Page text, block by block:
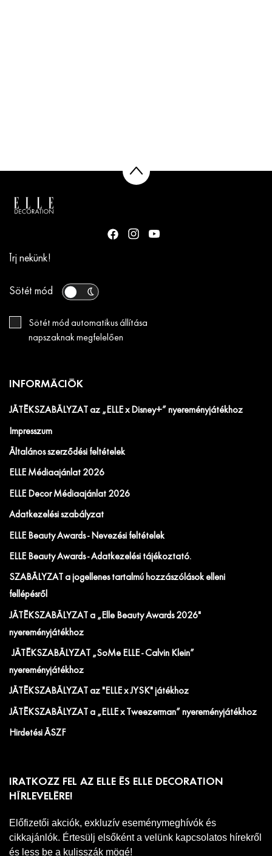
Írj nekünk!
Sötét mód
Sötét mód automatikus állítása
napszaknak megfelelően
INFORMÁCIÓK
JÁTÉKSZABÁLYZAT az „ELLE x Disney+” nyereményjátékhoz
Impresszum
Általános szerződési feltételek
ELLE Médiaajánlat 2026
ELLE Decor Médiaajánlat 2026
Adatkezelési szabályzat
ELLE Beauty Awards - Nevezési feltételek
ELLE Beauty Awards - Adatkezelési tájékoztató.
SZABÁLYZAT a jogellenes tartalmú hozzászólások elleni
fellépésről
JÁTÉKSZABÁLYZAT a „Elle Beauty Awards 2026"
nyereményjátékhoz
JÁTÉKSZABÁLYZAT „SoMe ELLE - Calvin Klein”
nyereményjátékhoz
JÁTÉKSZABÁLYZAT az "ELLE x JYSK" játékhoz
JÁTÉKSZABÁLYZAT a „ELLE x Tweezerman” nyereményjátékhoz
Hirdetési ÁSZF
IRATKOZZ FEL AZ ELLE ÉS ELLE DECORATION
HÍRLEVELÉRE!
Előfizetői akciók, exkluzív eseménymeghívók és
cikkajánlók. Értesülj elsőként a velünk kapcsolatos hírekről
és less be a kulisszák mögé!